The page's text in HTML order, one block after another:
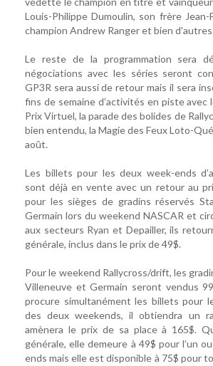
Louis-Philippe Dumoulin, son frère Jean-
champion Andrew Ranger et bien
Le reste de la programmation sera
négociations avec les séries seront
GP3R sera aussi de retour mais il sera
fins de semaine d’activités en piste avec
Prix Virtuel, la parade des bolides de
bien entendu, la Magie des Feux Loto-
août.
Les billets pour les deux week-ends
sont déjà en vente avec un retour au
pour les sièges de gradins réservés
Germain lors du weekend NASCAR et
aux secteurs Ryan et Depailler, ils
générale, inclus dans le prix de 49$.
Pour le weekend Rallycross/drift, les
Villeneuve et Germain seront vendus
procure simultanément les billets pour
des deux weekends, il obtiendra un
amènera le prix de sa place à 165$.
générale, elle demeure à 49$ pour l’un
ends mais elle est disponible à 75$ pour